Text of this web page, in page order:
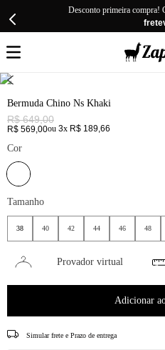
Desconto primeira compra!
Bermuda Chino Ns Khaki
R$ 649,00
R$ 569,00ou 3x R$ 189,66
Cor
Tamanho
38 40 42 44 46 48
Provador virtual
Adicionar
CEP